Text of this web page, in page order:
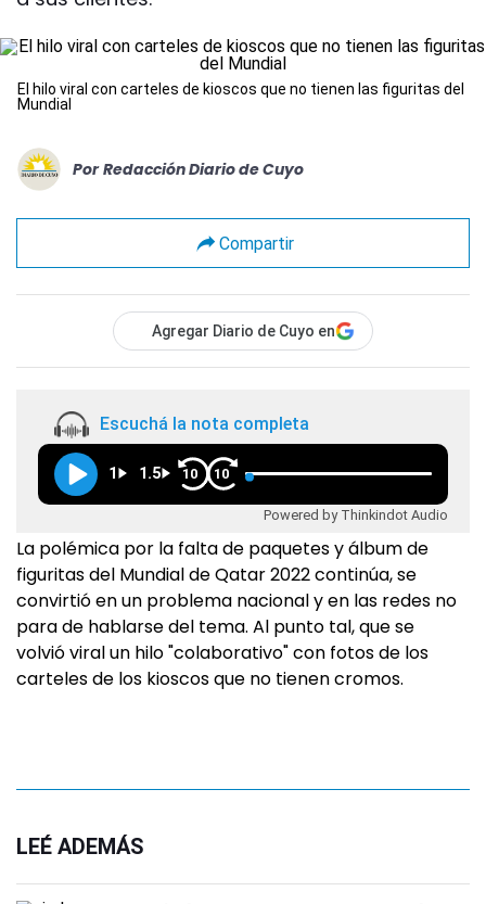
El hilo viral con carteles de kioscos que no tienen las figuritas del
Mundial
Por Redacción Diario de Cuyo
Compartir
Agregar Diario de Cuyo en
Escuchá la nota completa
1 1.5 10 10
Powered by Thinkindot Audio
La polémica por la falta de paquetes y álbum de
figuritas del Mundial de Qatar 2022 continúa, se
convirtió en un problema nacional y en las redes no
para de hablarse del tema. Al punto tal, que se
volvió viral un hilo "colaborativo" con fotos de los
carteles de los kioscos que no tienen cromos.
LEÉ ADEMÁS